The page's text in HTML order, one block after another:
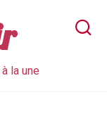
la une